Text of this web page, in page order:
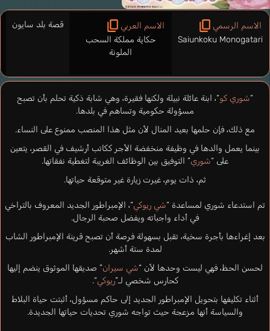
“شوري كو“، ابنة عائلة نبيلة ولكنها فقيرة، وهي شابة ذكية تحلم بأن تصبح
مسؤولة حكومية وتساهم في بلدها.
مع ذلك، فإن حلمها بعيد المنال لأن مثل هذا المنصب ممنوع على النساء.
بينما يعمل والدها في وظيفة منخفضة الأجر ككاتب أرشيف في القصر، يتعين
على “شوري” التوفيق بين الوظائف الغريبة لتغطية نفقاتها.
ثم، ذات يوم، غيرت زيارة غير متوقعة حياتها.
تم استدعاء شوري لمساعدة “شي ريوكي“، الإمبراطور الجديد المعروف بالتراخي
في أداء واجباته ويفضل صحبة الرجال.
بعد إغراءها بأجرة سخية، تقبل بسهولة فرصة أن تصبح قرينة الإمبراطور الشاب
لمدة ستة أشهر.
لحسن الحظ، فهي ليست وحدها لأن “شي سيران” صديقها الموثوق ينضم إليها
كحارس شخصي لـ”ريوكي“.
أثناء تكليفها بتحويل الإمبراطور الجديد إلى حاكم مسؤول، أثبتت حياة البلاط
والسياسة أنها مزعجة حيث تواجه شوري تحديات حياتها الجديدة.
الاسم الرسمي
Saiunkoku Monogatari
الاسم العربي
حكاية مملكة السحب
الملونة
قصة بلد سايون